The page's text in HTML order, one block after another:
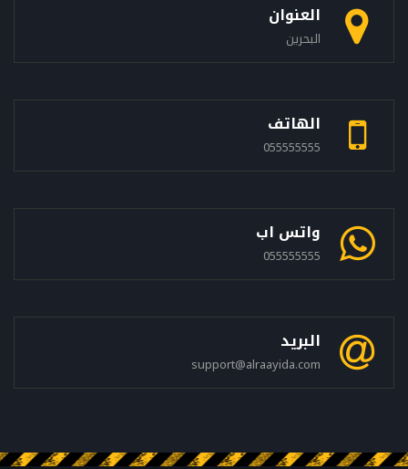
العنوان
البحرين
الهاتف
055555555
واتس اب
055555555
البريد
support@alraayida.com